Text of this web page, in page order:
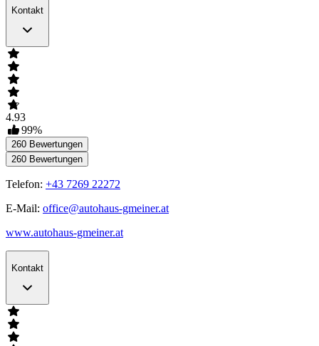
Kontakt
4.93
99%
260 Bewertungen
260 Bewertungen
Telefon: +43 7269 22272
E-Mail: office@autohaus-gmeiner.at
www.autohaus-gmeiner.at
Kontakt